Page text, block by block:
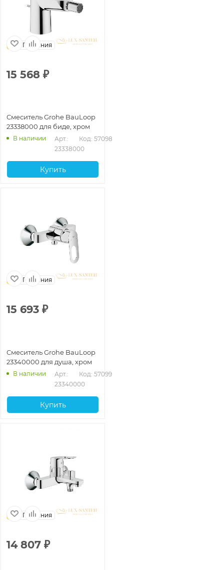
Германия
15 568 ₽
Смеситель Grohe BauLoop
23338000 для биде, хром
В наличии
Арт.:
23338000
Код: 57098
Купить
Германия
15 693 ₽
Смеситель Grohe BauLoop
23340000 для душа, хром
В наличии
Арт.:
23340000
Код: 57099
Купить
Германия
14 807 ₽